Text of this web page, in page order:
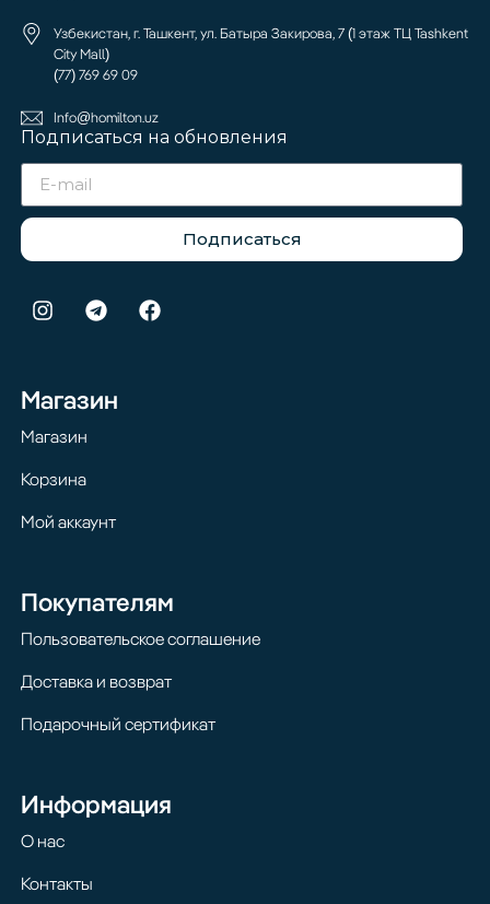
Узбекистан, г. Ташкент, ул. Батыра Закирова, 7 (1 этаж ТЦ Tashkent
City Mall)
(77) 769 69 09
Info@homilton.uz
Подписаться на обновления
Подписаться
Магазин
Магазин
Корзина
Мой аккаунт
Покупателям
Пользовательское соглашение
Доставка и возврат
Подарочный сертификат
Информация
О нас
Контакты